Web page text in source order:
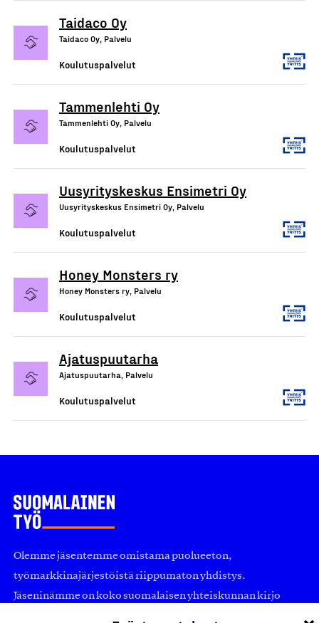
Taidaco Oy
Taidaco Oy, Palvelu
Koulutuspalvelut
Tammenlehti Oy
Tammenlehti Oy, Palvelu
Koulutuspalvelut
Uusyrityskeskus Ensimetri Oy
Uusyrityskeskus Ensimetri Oy, Palvelu
Koulutuspalvelut
Honey Monsters ry
Honey Monsters ry, Palvelu
Koulutuspalvelut
Ajatuspuutarha
Ajatuspuutarha, Palvelu
Koulutuspalvelut
Olemme jäsentemme omistama puolueeton,
työmarkkinajärjestöistä riippumaton yhdistys.
Jäseninämme on koko suomalaisen yhteiskunnan kirjo